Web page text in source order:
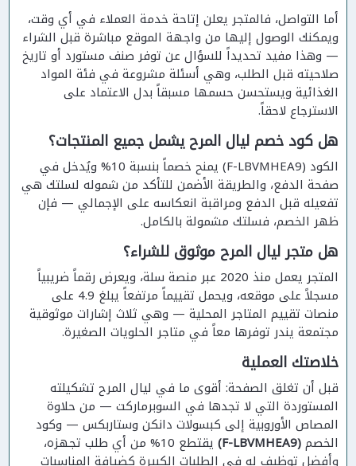
أما التواصل، فالمتجر يعلن إتاحة خدمة العملاء في أي وقت،
ويمكنك الوصول إليها من واجهة الموقع مباشرة قبل الشراء
— وهذا مفيد تحديداً للسؤال عن توفر صنف مستورد أو تاريخ
صلاحيته قبل الطلب، وهي أسئلة مشروعة في فئة المواد
الغذائية ويستحسن حسمها مسبقاً بدل الاعتماد على
الاسترجاع لاحقاً.
هل كود خصم ليال المرح يشمل جميع المنتجات؟
الكود (F-LBVMHEA9) يمنح خصماً بنسبة 10% ويُدخل في
صفحة الدفع، والطريقة الأضمن للتأكد من شموله لسلتك هي
تفعيله قبل الدفع ومراقبة انعكاسه على الإجمالي — فإن
ظهر الخصم، فسلتك مشمولة بالكامل.
هل متجر ليال المرح موثوق للشراء؟
المتجر يعمل منذ 2020 عبر منصة سلة، ويعرض رقماً ضريبياً
مسجلاً على موقعه، ويحمل تقييماً مرتفعاً يبلغ 4.9 على
منصات تقييم المتاجر المحلية — وهي ثلاث إشارات موثوقية
مجتمعة يندر توفرها معاً في متاجر الحلويات الصغيرة.
خلاصتك العملية
قبل أن تغلق الصفحة: أقوى ما في ليال المرح تشكيلته
المستوردة التي لا تجدها في السوبرماركت — من حلاوة
المصاص الأوروبية إلى كبسولات دانكن وستاربكس — وكود
الخصم(F-LBVMHEA9)
يقتطع 10% من أي طلب تجهزه،
وأفضل توظيف له في الطلبات الكبيرة كضيافة المناسبات